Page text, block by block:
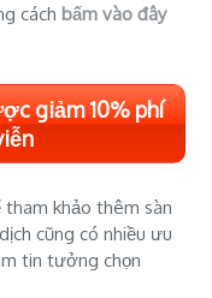
cáchbấm vào đây
giảm 10% phí
tham khảo thêm sàn
cũng có nhiều ưu
tin tưởng chọn